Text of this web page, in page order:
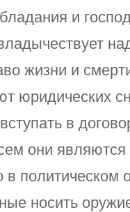
и
жизни и
юридических
в
они
политическом
носить